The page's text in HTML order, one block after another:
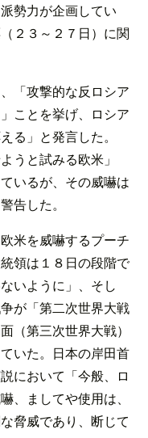
勢力が企画してい
２３～２７日）に関
「攻撃的な反ロシア
ことを挙げ、ロシア
る」と発言した。
うと試みる欧米」
いるが、その威嚇は
告した。
米を威嚇するプーチ
領は１８日の段階で
いように」、そし
が「第二次世界大戦
（第三次世界大戦）
いた。日本の岸田首
において「今般、ロ
、ましてや使用は、
脅威であり、断じて